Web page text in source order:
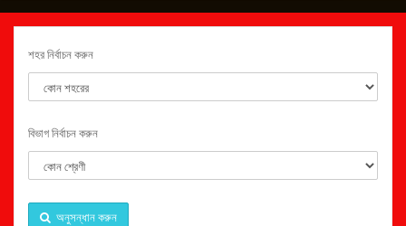
শহর নির্বাচন করুন
বিভাগ নির্বাচন করুন
অনুসন্ধান করুন